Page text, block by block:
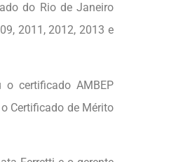
do Rio de Janeiro
2011, 2012, 2013 e
o certificado AMBEP
Certificado de Mérito